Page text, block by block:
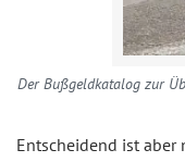
Der Bußgeldkatalog zur
Entscheidend ist aber